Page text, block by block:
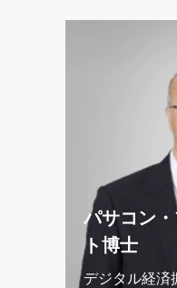
パサコン
ト博士
デジタル経済